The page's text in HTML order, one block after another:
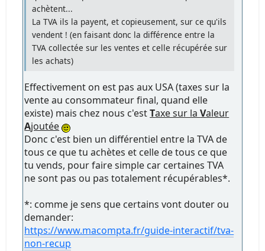
achètent...
La TVA ils la payent, et copieusement, sur ce qu'ils
vendent ! (en faisant donc la différence entre la
TVA collectée sur les ventes et celle récupérée sur
les achats)
Effectivement on est pas aux USA (taxes sur la
vente au consommateur final, quand elle
existe) mais chez nous c'estTaxe sur laValeur
Ajoutée
Donc c'est bien un différentiel entre la TVA de
tous ce que tu achètes et celle de tous ce que
tu vends, pour faire simple car certaines TVA
ne sont pas ou pas totalement récupérables*.
*: comme je sens que certains vont douter ou
demander:
https://www.macompta.fr/guide-interactif/tva-
non-recup